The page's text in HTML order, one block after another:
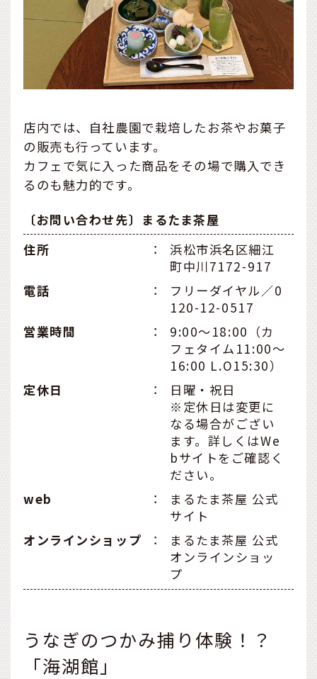
店内では、自社農園で栽培したお茶やお菓子
の販売も行っています。
カフェで気に入った商品をその場で購入でき
るのも魅力的です。
〔お問い合わせ先〕まるたま茶屋
住所
：
浜松市浜名区細江
町中川7172-917
電話
：
フリーダイヤル／0
120-12-0517
営業時間
：
9:00〜18:00（カ
フェタイム11:00〜
16:00 L.O15:30）
定休日
：
日曜・祝日
※定休日は変更に
なる場合がござい
ます。詳しくはWe
bサイトをご確認く
ださい。
web
：
まるたま茶屋 公式
サイト
オンラインショップ
：
まるたま茶屋 公式
オンラインショッ
プ
うなぎのつかみ捕り体験！？
「海湖館」